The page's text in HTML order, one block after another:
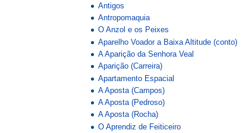
Antigos
Antropomaquia
O Anzol e os Peixes
Aparelho Voador a Baixa Altitude (conto)
A Aparição da Senhora Veal
Aparição (Carreira)
Apartamento Espacial
A Aposta (Campos)
A Aposta (Pedroso)
A Aposta (Rocha)
O Aprendiz de Feiticeiro